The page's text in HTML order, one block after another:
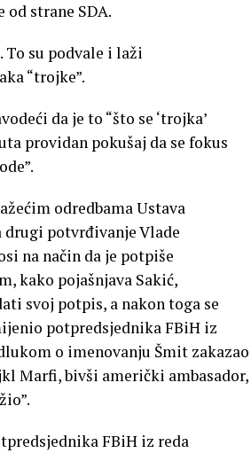
od strane SDA.
To su podvale i laži
“trojke”.
da je to “što se ‘trojka’
providan pokušaj da se fokus
odredbama Ustava
drugi potvrđivanje Vlade
na način da je potpiše
kako pojašnjava Sakić,
svoj potpis, a nakon toga se
potpredsjednika FBiH iz
o imenovanju Šmit zakazao
Marfi, bivši američki ambasador,
FBiH iz reda